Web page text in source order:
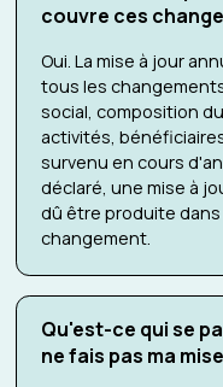
couvre ces
Oui. La mise à jour
tous les
social, composition
activités,
survenu en cours
déclaré, une mise à
dû être produite
changement.
Qu'est-ce qui se
ne fais pas ma